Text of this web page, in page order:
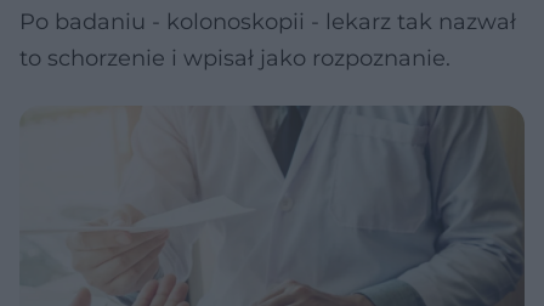
Po badaniu - kolonoskopii - lekarz tak nazwał
to schorzenie i wpisał jako rozpoznanie.